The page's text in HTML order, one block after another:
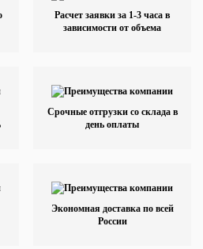
Расчет заявки за 1-3 часа в
зависимости от объема
Срочные отгрузки со склада в
день оплаты
Экономная доставка по всей
России